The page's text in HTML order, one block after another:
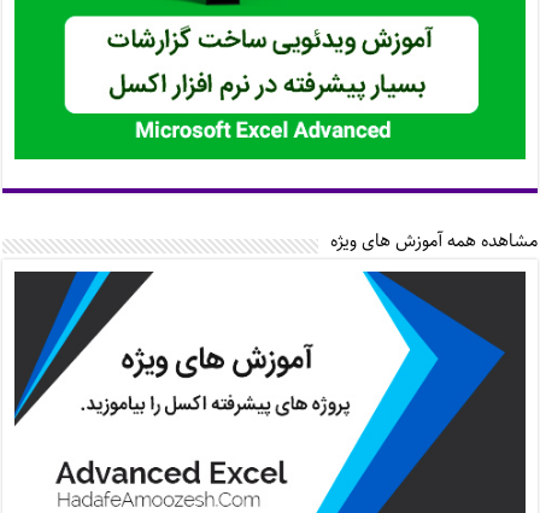
مشاهده همه آموزش های ویژه